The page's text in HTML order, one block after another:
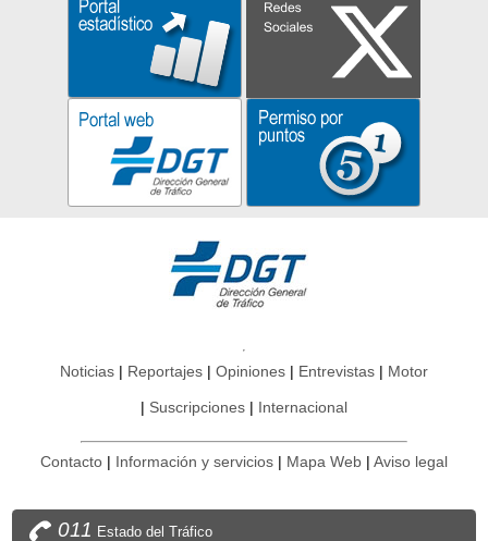
Noticias Reportajes Opiniones Entrevistas Motor
Suscripciones Internacional
Contacto Información y servicios Mapa Web Aviso legal
011 Estado del Tráfico